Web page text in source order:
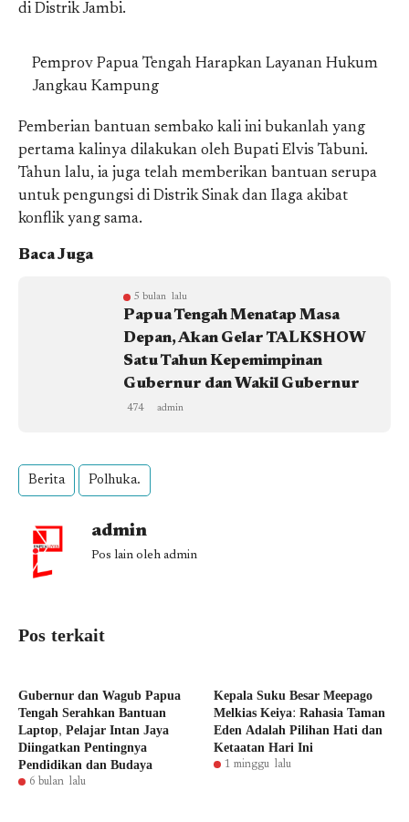
di Distrik Jambi.
Pemprov Papua Tengah Harapkan Layanan Hukum
Jangkau Kampung
Pemberian bantuan sembako kali ini bukanlah yang
pertama kalinya dilakukan oleh Bupati Elvis Tabuni.
Tahun lalu, ia juga telah memberikan bantuan serupa
untuk pengungsi di Distrik Sinak dan Ilaga akibat
konflik yang sama.
Baca Juga
5 bulan lalu
Papua Tengah Menatap Masa
Depan, Akan Gelar TALKSHOW
Satu Tahun Kepemimpinan
Gubernur dan Wakil Gubernur
474 admin
Berita Polhuka.
admin
Pos lain oleh admin
Pos terkait
Gubernur dan Wagub Papua
Tengah Serahkan Bantuan
Laptop, Pelajar Intan Jaya
Diingatkan Pentingnya
Pendidikan dan Budaya
6 bulan lalu
Kepala Suku Besar Meepago
Melkias Keiya: Rahasia Taman
Eden Adalah Pilihan Hati dan
Ketaatan Hari Ini
1 minggu lalu